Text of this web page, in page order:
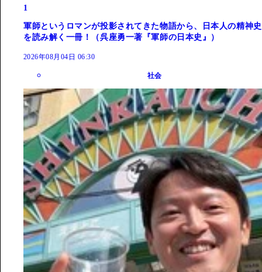
1
軍師というロマンが投影されてきた物語から、日本人の精神史
を読み解く一冊！（呉座勇一著『軍師の日本史』）
2026年08月04日 06:30
社会